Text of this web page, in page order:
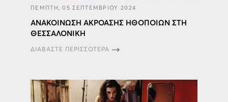
ΠΕΜΠΤΗ, 05 ΣΕΠΤΕΜΒΡΙΟΥ 2024
ΑΝΑΚΟΙΝΩΣΗ ΑΚΡΟΑΣΗΣ ΗΘΟΠΟΙΩΝ ΣΤΗ
ΘΕΣΣΑΛΟΝΙΚΗ
ΔΙΑΒΑΣΤΕ ΠΕΡΙΣΣΟΤΕΡΑ